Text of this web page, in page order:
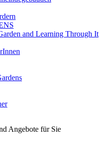
and Learning Through It
Angebote für Sie